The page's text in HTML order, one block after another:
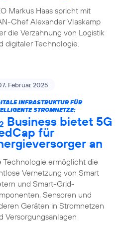
Markus Haas spricht mit
Chef Alexander Vlaskamp
die Verzahnung von Logistik
digitaler Technologie.
Februar 2025
INFRASTRUKTUR FÜR
STROMNETZE:
Business bietet 5G
für
an
Technologie ermöglicht die
Vernetzung von Smart
und Smart-Grid-
Sensoren und
Geräten in Stromnetzen
Versorgungsanlagen